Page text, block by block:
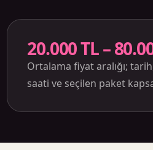
20.000 TL –
Ortalama fiyat aralığı;
saati ve seçilen paket